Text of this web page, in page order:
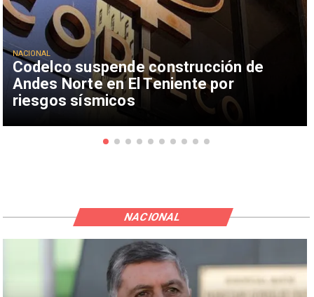
Codelco suspende construcción de
Andes Norte en El Teniente por
riesgos sísmicos
NACIONAL
NACIONAL